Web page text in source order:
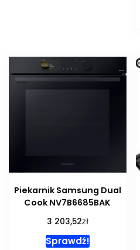
Piekarnik Samsung Dual
Cook NV7B6685BAK
3 203,52zł
Sprawdź!